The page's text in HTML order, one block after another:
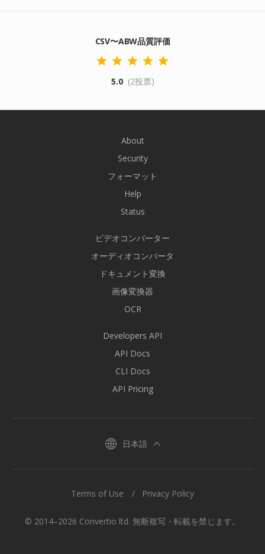
CSV〜ABW品質評価
5.0 (2投票)
About
Security
フォーマット
Help
Status
ビデオコンバーター
オーディオコンバータ
ドキュメント変換
画像変換器
OCR
Developers API
API Docs
CLI Docs
API Pricing
日本語
© 2014–2026 Convertio ltd. 無断複写・転載を禁じます。
Terms of Use Privacy Policy